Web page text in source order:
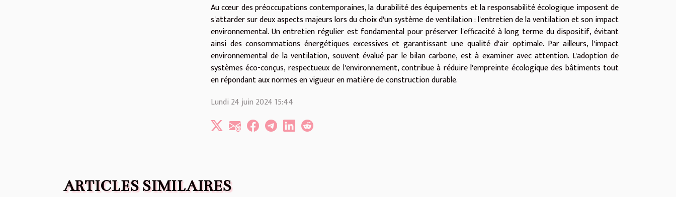
Au cœur des préoccupations contemporaines, la durabilité des équipements et la responsabilité écologique imposent de
s'attarder sur deux aspects majeurs lors du choix d'un système de ventilation : l'entretien de la ventilation et son impact
environnemental. Un entretien régulier est fondamental pour préserver l'efficacité à long terme du dispositif, évitant
ainsi des consommations énergétiques excessives et garantissant une qualité d'air optimale. Par ailleurs, l'impact
environnemental de la ventilation, souvent évalué par le bilan carbone, est à examiner avec attention. L'adoption de
systèmes éco-conçus, respectueux de l'environnement, contribue à réduire l'empreinte écologique des bâtiments tout
en répondant aux normes en vigueur en matière de construction durable.
Lundi 24 juin 2024 15:44
ARTICLES SIMILAIRES